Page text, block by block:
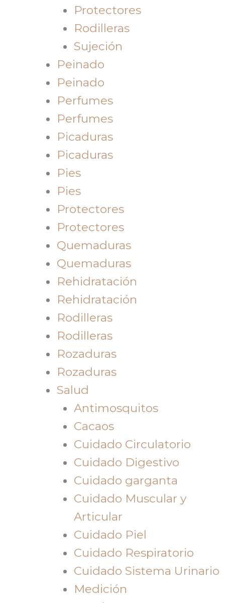
Protectores
Rodilleras
Sujeción
Peinado
Peinado
Perfumes
Perfumes
Picaduras
Picaduras
Pies
Pies
Protectores
Protectores
Quemaduras
Quemaduras
Rehidratación
Rehidratación
Rodilleras
Rodilleras
Rozaduras
Rozaduras
Salud
Antimosquitos
Cacaos
Cuidado Circulatorio
Cuidado Digestivo
Cuidado garganta
Cuidado Muscular y
Articular
Cuidado Piel
Cuidado Respiratorio
Cuidado Sistema Urinario
Medición